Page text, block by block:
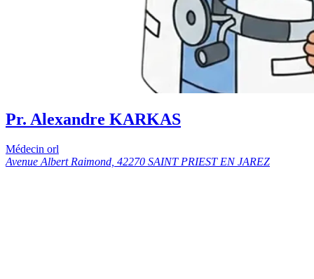
Pr. Alexandre KARKAS
Médecin orl
Avenue Albert Raimond, 42270 SAINT PRIEST EN JAREZ